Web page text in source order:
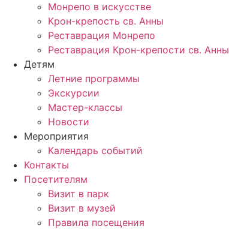
Монрепо в искусстве
Крон-крепость св. Анны
Реставрация Монрепо
Реставрация Крон-крепости св. Анны
Детям
Летние программы
Экскурсии
Мастер-классы
Новости
Мероприятия
Календарь событий
Контакты
Посетителям
Визит в парк
Визит в музей
Правила посещения